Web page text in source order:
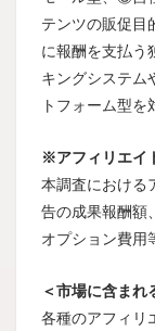
テンツの販促目
に報酬を支払う
キングシステム
トフォーム型を
※アフィリエイ
本調査における
告の成果報酬額
オプション費用
＜市場に含まれ
各種のアフィリ